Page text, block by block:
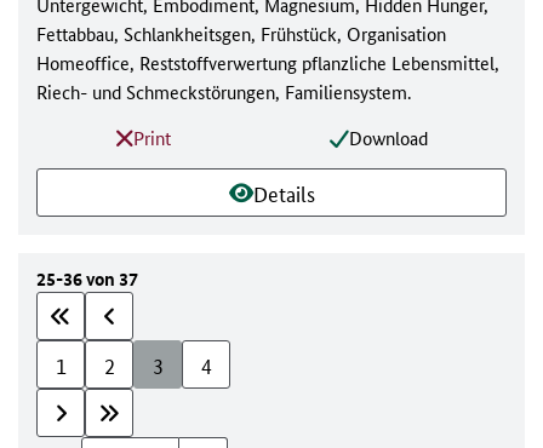
Fettabbau, Schlankheitsgen, Frühstück, Organisation
Homeoffice, Reststoffverwertung pflanzliche Lebensmittel,
Riech- und Schmeckstörungen, Familiensystem.
Print
Download
Details
25-36 von 37
1 2 3 4